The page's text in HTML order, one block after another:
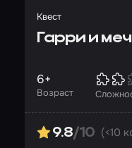
Квест
Гарри и
Возраст
6+
9.8/10 (<10